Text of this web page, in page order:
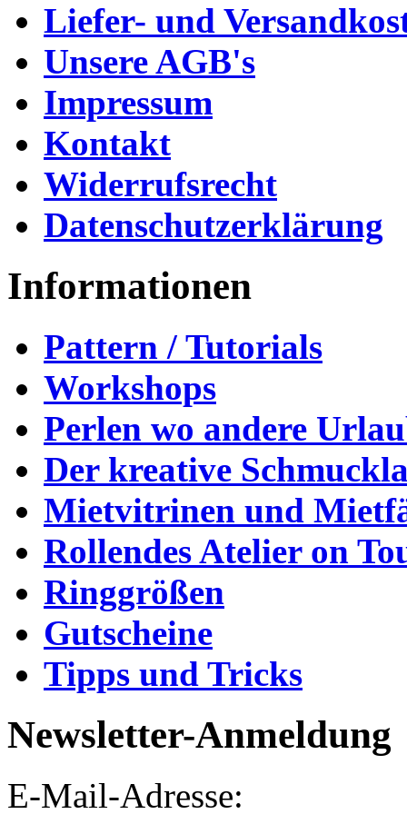
Liefer- und
Unsere AGB's
Impressum
Kontakt
Widerrufsrecht
Datenschutzerklärung
Informationen
Pattern / Tutorials
Workshops
Perlen wo andere
Der kreative
Mietvitrinen und
Rollendes Atelier on
Ringgrößen
Gutscheine
Tipps und Tricks
Newsletter-Anmeldung
E-Mail-Adresse: